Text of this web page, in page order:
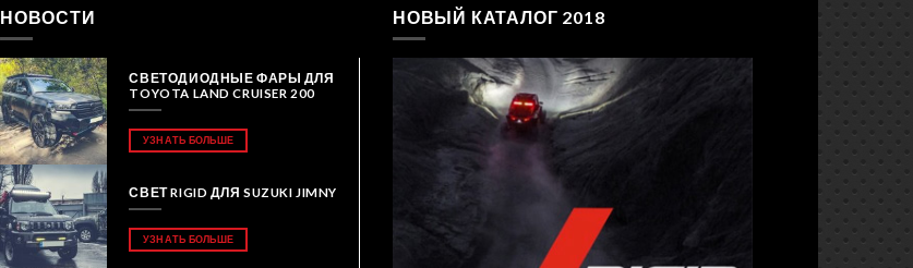
НОВОСТИ
СВЕТОДИОДНЫЕ ФАРЫ ДЛЯ
TOYOTA LAND CRUISER 200
УЗНАТЬ БОЛЬШЕ
СВЕТ RIGID ДЛЯ SUZUKI JIMNY
УЗНАТЬ БОЛЬШЕ
НОВЫЙ КАТАЛОГ 2018